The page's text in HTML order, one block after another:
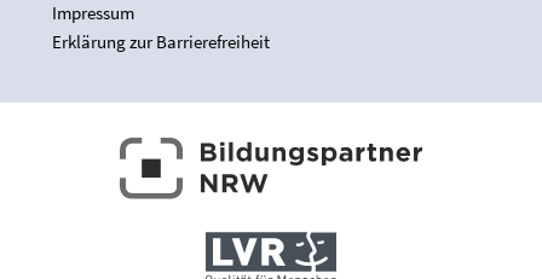
Impressum
Erklärung zur Barrierefreiheit